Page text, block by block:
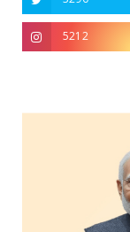
5212